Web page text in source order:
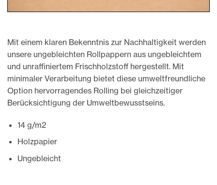
Mit einem klaren Bekenntnis zur Nachhaltigkeit werden
unsere ungebleichten Rollpappern aus ungebleichtem
und unraffiniertem Frischholzstoff hergestellt. Mit
minimaler Verarbeitung bietet diese umweltfreundliche
Option hervorragendes Rolling bei gleichzeitiger
Berücksichtigung der Umweltbewusstseins.
14 g/m2
Holzpapier
Ungebleicht